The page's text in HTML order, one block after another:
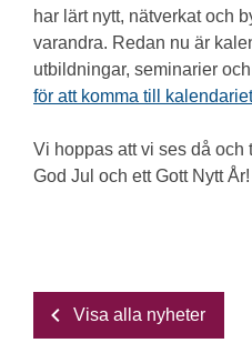
har lärt nytt, nätverkat och
varandra. Redan nu är
utbildningar, seminarier
för att komma till
Vi hoppas att vi ses då
God Jul och ett Gott Nytt År!
Visa alla nyheter